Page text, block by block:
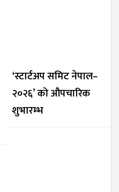
‘स्टार्टअप समिट नेपाल–
२०२६’ को औपचारिक
शुभारम्भ